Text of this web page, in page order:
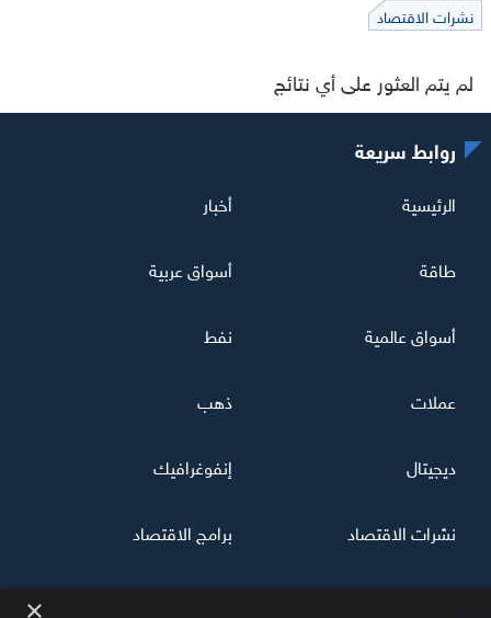
نشرات الاقتصاد
لم يتم العثور على أي نتائج
روابط سريعة
الرئيسية أخبار
طاقة أسواق عربية
أسواق عالمية نفط
عملات ذهب
ديجيتال إنفوغرافيك
نشرات الاقتصاد برامج الاقتصاد
×